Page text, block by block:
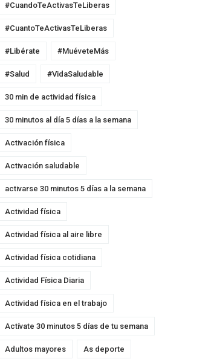
#CuandoTeActivasTeLiberas
#CuantoTeActivasTeLiberas
#Libérate #MuéveteMás
#Salud #VidaSaludable
30 min de actividad física
30 minutos al día 5 días a la semana
Activación física
Activación saludable
activarse 30 minutos 5 días a la semana
Actividad física
Actividad física al aire libre
Actividad física cotidiana
Actividad Física Diaria
Actividad física en el trabajo
Actívate 30 minutos 5 días de tu semana
Adultos mayores As deporte